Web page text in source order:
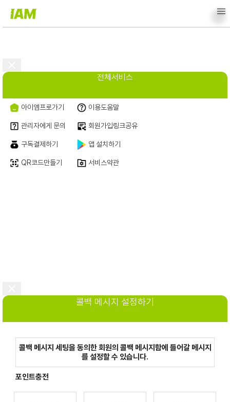
전체서비스
아이엠프로가기 이용도움말
관리자에게 문의 회원가입링크공유
구독결제하기 앱 설치하기
QR코드만들기 서비스약관
콜백 메시지 설정하기
콜백 메시지 세팅을 동의한 회원의 콜백 메시지함에 들어갈 메시지
를 설정할 수 있습니다.
포인트충전
<